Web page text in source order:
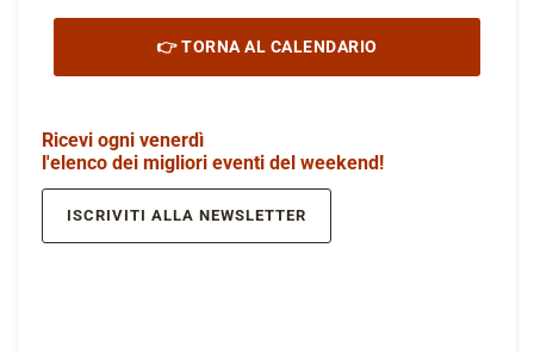
👉 TORNA AL CALENDARIO
Ricevi ogni venerdì
l'elenco dei migliori eventi del weekend!
ISCRIVITI ALLA NEWSLETTER